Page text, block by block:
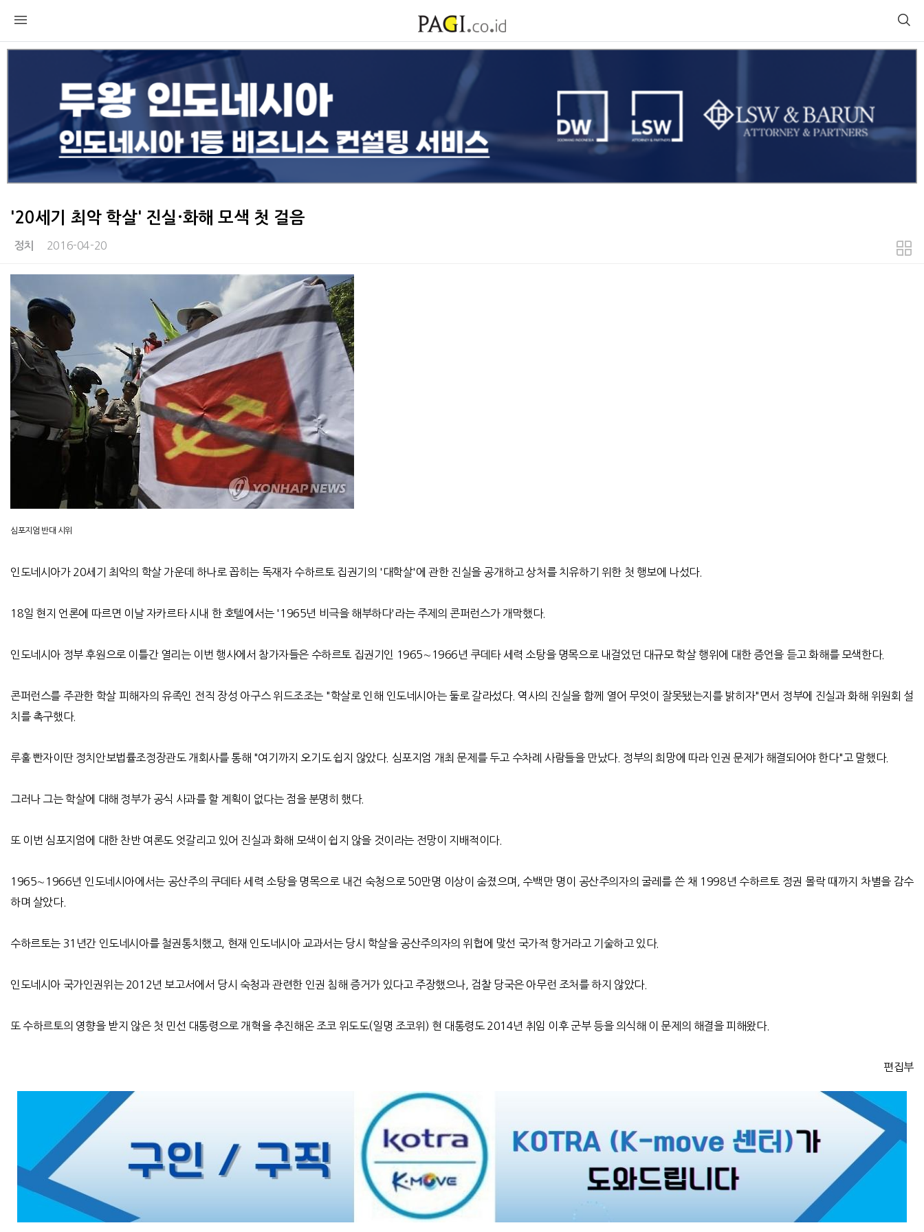
'20세기 최악 학살' 진실·화해 모색 첫 걸음
정치 2016-04-20
심포지엄 반대 시위
인도네시아가 20세기 최악의 학살 가운데 하나로 꼽히는 독재자 수하르토 집권기의 '대학살'에 관한 진실을 공개하고 상처를 치유하기 위한 첫 행보에 나섰다.
18일 현지 언론에 따르면 이날 자카르타 시내 한 호텔에서는 '1965년 비극을 해부하다'라는 주제의 콘퍼런스가 개막했다.
인도네시아 정부 후원으로 이틀간 열리는 이번 행사에서 참가자들은 수하르토 집권기인 1965∼1966년 쿠데타 세력 소탕을 명목으로 내걸었던 대규모 학살 행위에 대한 증언을 듣고 화해를 모색한다.
콘퍼런스를 주관한 학살 피해자의 유족인 전직 장성 아구스 위드조조는 "학살로 인해 인도네시아는 둘로 갈라섰다. 역사의 진실을 함께 열어 무엇이 잘못됐는지를 밝히자"면서 정부에 진실과 화해 위원회 설
치를 촉구했다.
루훌 빤자이딴 정치안보법률조정장관도 개회사를 통해 "여기까지 오기도 쉽지 않았다. 심포지엄 개최 문제를 두고 수차례 사람들을 만났다. 정부의 희망에 따라 인권 문제가 해결되어야 한다"고 말했다.
그러나 그는 학살에 대해 정부가 공식 사과를 할 계획이 없다는 점을 분명히 했다.
또 이번 심포지엄에 대한 찬반 여론도 엇갈리고 있어 진실과 화해 모색이 쉽지 않을 것이라는 전망이 지배적이다.
1965∼1966년 인도네시아에서는 공산주의 쿠데타 세력 소탕을 명목으로 내건 숙청으로 50만명 이상이 숨졌으며, 수백만 명이 공산주의자의 굴레를 쓴 채 1998년 수하르토 정권 몰락 때까지 차별을 감수
하며 살았다.
수하르토는 31년간 인도네시아를 철권통치했고, 현재 인도네시아 교과서는 당시 학살을 공산주의자의 위협에 맞선 국가적 항거라고 기술하고 있다.
인도네시아 국가인권위는 2012년 보고서에서 당시 숙청과 관련한 인권 침해 증거가 있다고 주장했으나, 검찰 당국은 아무런 조처를 하지 않았다.
또 수하르토의 영향을 받지 않은 첫 민선 대통령으로 개혁을 추진해온 조코 위도도(일명 조코위) 현 대통령도 2014년 취임 이후 군부 등을 의식해 이 문제의 해결을 피해왔다.
편집부